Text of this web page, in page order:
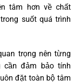
tâm hơn về chất
suốt quá trình
trọng nên từng
cần đảm bảo tính
đặt toàn bộ tâm